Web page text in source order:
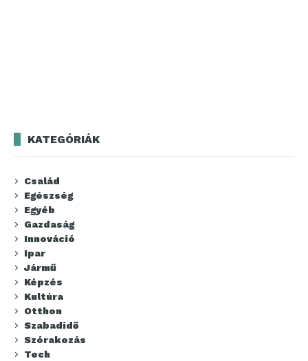
KATEGÓRIÁK
Család
Egészség
Egyéb
Gazdaság
Innováció
Ipar
Jármű
Képzés
Kultúra
Otthon
Szabadidő
Szórakozás
Tech